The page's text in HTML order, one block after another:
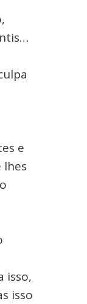
e
lhes
isso,
isso